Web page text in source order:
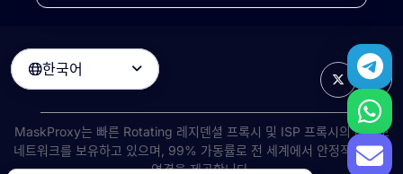
한국어 
MaskProxy는 빠른 Rotating 레지덴셜 프록시 및 ISP 프록시의 대규모
네트워크를 보유하고 있으며, 99% 가동률로 전 세계에서 안정적인 고속
연결을 제공합니다.